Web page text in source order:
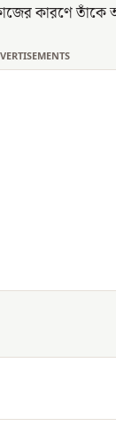
কারণে